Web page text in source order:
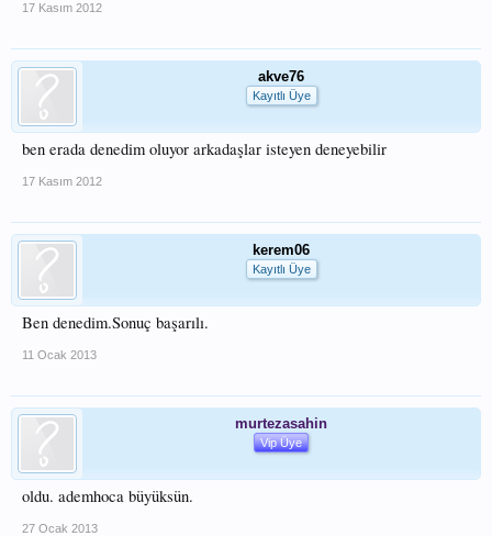
17 Kasım 2012
akve76
Kayıtlı Üye
ben erada denedim oluyor arkadaşlar isteyen deneyebilir
17 Kasım 2012
kerem06
Kayıtlı Üye
Ben denedim.Sonuç başarılı.
11 Ocak 2013
murtezasahin
Vip Üye
oldu. ademhoca büyüksün.
27 Ocak 2013